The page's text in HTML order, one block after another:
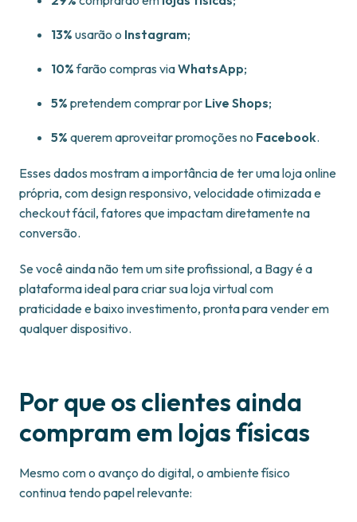
13% usarão o Instagram;
10%farão compras viaWhatsApp;
5% pretendem comprar por Live Shops;
5% querem aproveitar promoções no Facebook.
Esses dados mostram a importância de ter uma loja online
própria, com design responsivo, velocidade otimizada e
checkout fácil, fatores que impactam diretamente na
conversão.
Se você ainda não tem um site profissional, a Bagy é a
plataforma ideal para criar sua loja virtual com
praticidade e baixo investimento, pronta para vender em
qualquer dispositivo.
Por que os clientes ainda
compram em lojas físicas
Mesmo com o avanço do digital, o ambiente físico
continua tendo papel relevante: